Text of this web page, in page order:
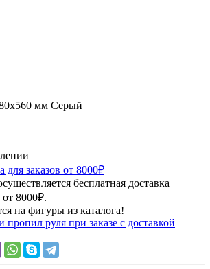
мм Серый
для заказов от 8000₽
бесплатная доставка
от 8000₽.
на фигуры из каталога!
руля при заказе с доставкой